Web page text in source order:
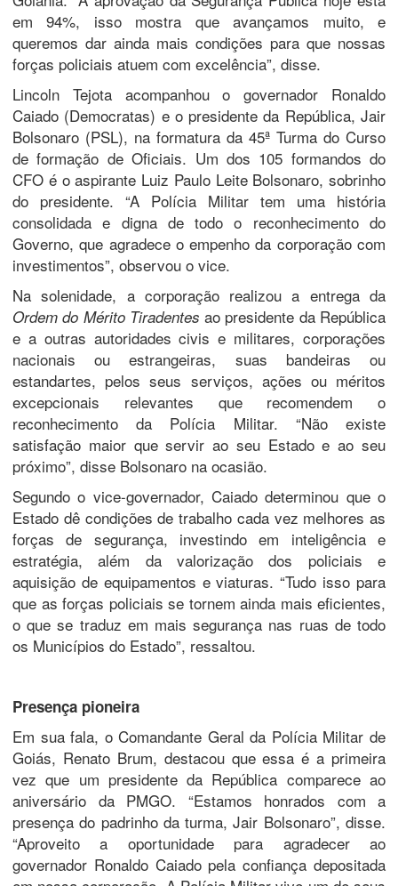
em 94%, isso mostra que avançamos muito, e
queremos dar ainda mais condições para que nossas
forças policiais atuem com excelência”, disse.
Lincoln Tejota acompanhou o governador Ronaldo
Caiado (Democratas) e o presidente da República, Jair
Bolsonaro (PSL), na formatura da 45ª Turma do Curso
de formação de Oficiais. Um dos 105 formandos do
CFO é o aspirante Luiz Paulo Leite Bolsonaro, sobrinho
do presidente. “A Polícia Militar tem uma história
consolidada e digna de todo o reconhecimento do
Governo, que agradece o empenho da corporação com
investimentos”, observou o vice.
Na solenidade, a corporação realizou a entrega da
Ordem do Mérito Tiradentes ao presidente da República
e a outras autoridades civis e militares, corporações
nacionais ou estrangeiras, suas bandeiras ou
estandartes, pelos seus serviços, ações ou méritos
excepcionais relevantes que recomendem o
reconhecimento da Polícia Militar. “Não existe
satisfação maior que servir ao seu Estado e ao seu
próximo”, disse Bolsonaro na ocasião.
Segundo o vice-governador, Caiado determinou que o
Estado dê condições de trabalho cada vez melhores as
forças de segurança, investindo em inteligência e
estratégia, além da valorização dos policiais e
aquisição de equipamentos e viaturas. “Tudo isso para
que as forças policiais se tornem ainda mais eficientes,
o que se traduz em mais segurança nas ruas de todo
os Municípios do Estado”, ressaltou.
Presença pioneira
Em sua fala, o Comandante Geral da Polícia Militar de
Goiás, Renato Brum, destacou que essa é a primeira
vez que um presidente da República comparece ao
aniversário da PMGO. “Estamos honrados com a
presença do padrinho da turma, Jair Bolsonaro”, disse.
“Aproveito a oportunidade para agradecer ao
governador Ronaldo Caiado pela confiança depositada